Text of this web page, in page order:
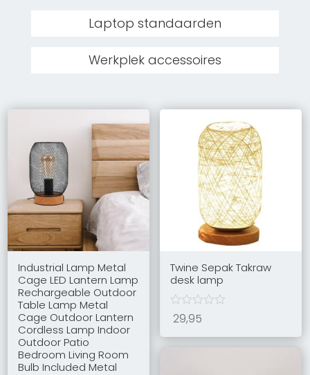
Laptop standaarden
Werkplek accessoires
Industrial Lamp Metal
Cage LED Lantern Lamp
Rechargeable Outdoor
Table Lamp Metal
Cage Outdoor Lantern
Cordless Lamp Indoor
Outdoor Patio
Bedroom Living Room
Bulb Included Metal
Twine Sepak Takraw
desk lamp
29,95